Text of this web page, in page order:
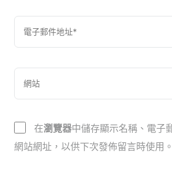
在瀏覽器中儲存顯示名稱、電子
網站網址，以供下次發佈留言時使用。